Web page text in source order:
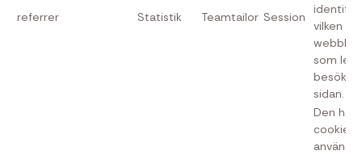
referrer Statistik Teamtailor Session
vilken
som
sidan.
Den här
cookien
används